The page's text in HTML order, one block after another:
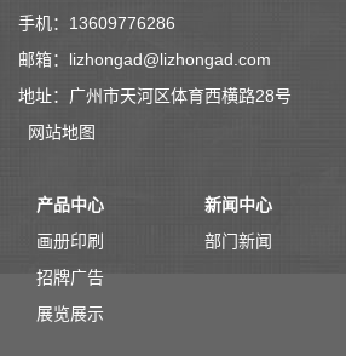
手机：13609776286
邮箱：lizhongad@lizhongad.com
地址：广州市天河区体育西横路28号
网站地图
产品中心
画册印刷
招牌广告
展览展示
新闻中心
部门新闻